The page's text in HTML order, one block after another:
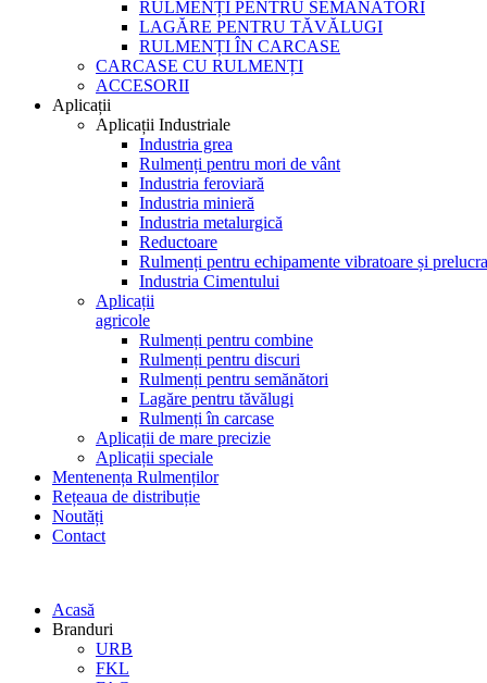
RULMENȚI PENTRU SEMĂNĂTORI
LAGĂRE PENTRU TĂVĂLUGI
RULMENȚI ÎN CARCASE
CARCASE CU RULMENȚI
ACCESORII
Aplicații
Aplicații Industriale
Industria grea
Rulmenți pentru mori de vânt
Industria feroviară
Industria minieră
Industria metalurgică
Reductoare
Rulmenți pentru echipamente vibratoare și
Industria Cimentului
Aplicații
agricole
Rulmenți pentru combine
Rulmenți pentru discuri
Rulmenți pentru semănători
Lagăre pentru tăvălugi
Rulmenți în carcase
Aplicații de mare precizie
Aplicații speciale
Mentenența Rulmenților
Rețeaua de distribuție
Noutăți
Contact
Acasă
Branduri
URB
FKL